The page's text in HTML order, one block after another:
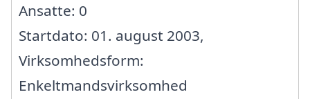
Ansatte: 0
Startdato: 01. august 2003,
Virksomhedsform:
Enkeltmandsvirksomhed